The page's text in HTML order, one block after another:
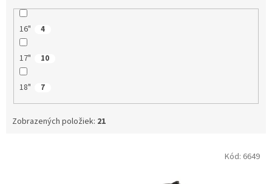
16" 4
17" 10
18" 7
Zobrazených položiek: 21
Kód: 6649